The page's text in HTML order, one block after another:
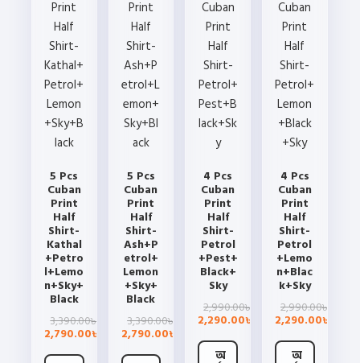
5 Pcs
Cuban
Print
Half
Shirt-
Kathal
+Petro
l+Lemo
n+Sky+
Black
3,390.00৳ Original
price
3,390.00৳ .
2,790.00৳
Current
price
2,790.00৳ .
5 Pcs
Cuban
Print
Half
Shirt-
Ash+P
etrol+
Lemon
+Sky+
Black
3,390.00৳ Original
was:
3,390.00৳ .
2,790.00৳
Current
2,790.00৳ .
4 Pcs
Cuban
Print
Half
Shirt-
Petrol
+Pest+
Black+
Sky
2,990.00৳ Original
price
2,990.00৳ .
2,290.00৳
Current
price
2,290.00৳ .
অ
4 Pcs
Cuban
Print
Half
Shirt-
Petrol
+Lemo
n+Blac
k+Sky
2,990.00৳
2,290.00৳
অ